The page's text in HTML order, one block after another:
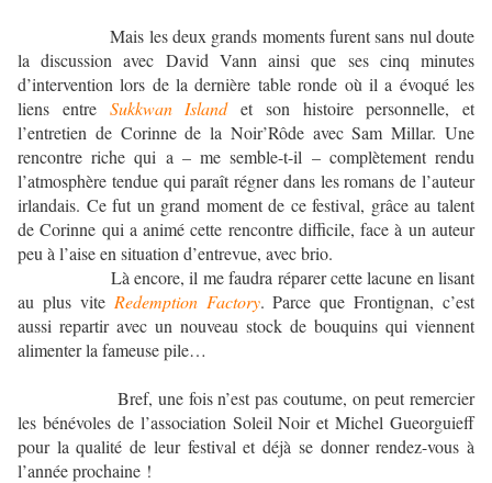
Mais les deux grands moments furent sans nul doute
la discussion avec David Vann ainsi que ses cinq minutes
d’intervention lors de la dernière table ronde où il a évoqué les
liens entre Sukkwan Islandet son histoire personnelle, et
l’entretien de Corinne de la Noir’Rôde avec Sam Millar. Une
rencontre riche qui a – me semble-t-il – complètement rendu
l’atmosphère tendue qui paraît régner dans les romans de l’auteur
irlandais. Ce fut un grand moment de ce festival, grâce au talent
de Corinne qui a animé cette rencontre difficile, face à un auteur
peu à l’aise en situation d’entrevue, avec brio.
Là encore, il me faudra réparer cette lacune en lisant
au plus vite Redemption Factory. Parce que Frontignan, c’est
aussi repartir avec un nouveau stock de bouquins qui viennent
alimenter la fameuse pile…
Bref, une fois n’est pas coutume, on peut remercier
les bénévoles de l’association Soleil Noir et Michel Gueorguieff
pour la qualité de leur festival et déjà se donner rendez-vous à
l’année prochaine !